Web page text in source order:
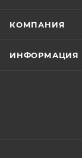
КОМПАНИЯ
ИНФОРМАЦИЯ